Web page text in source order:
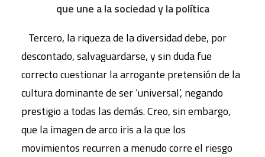
que une a la sociedad y la política
Tercero, la riqueza de la diversidad debe, por
descontado, salvaguardarse, y sin duda fue
correcto cuestionar la arrogante pretensión de la
cultura dominante de ser ‘universal’, negando
prestigio a todas las demás. Creo, sin embargo,
que la imagen de arco iris a la que los
movimientos recurren a menudo corre el riesgo